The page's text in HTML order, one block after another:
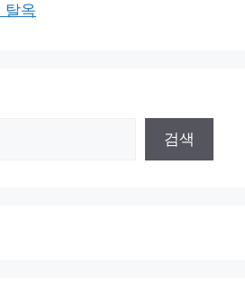
탈옥
검색